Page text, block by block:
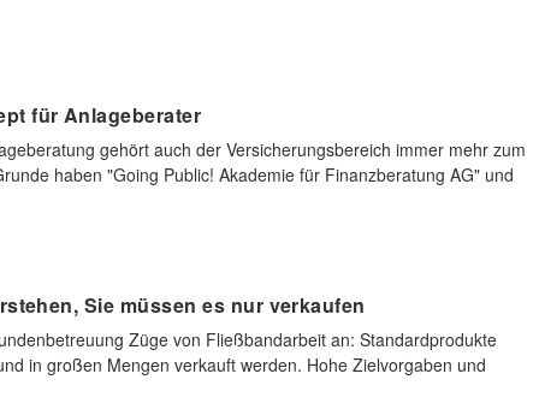
für Anlageberater
gehört auch der Versicherungsbereich immer mehr zum
haben "Going Public! Akademie für Finanzberatung AG" und
Sie müssen es nur verkaufen
Züge von Fließbandarbeit an: Standardprodukte
in großen Mengen verkauft werden. Hohe Zielvorgaben und